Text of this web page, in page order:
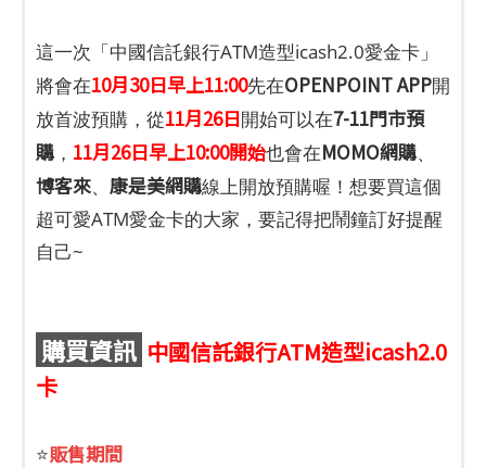
這一次「中國信託銀行ATM造型icash2.0愛金卡」
將會在10月30日早上11:00先在OPENPOINT APP開
放首波預購，從11月26日開始可以在7-11門市預
購 ， 11月26日早上10:00開始也會在MOMO網購、
博客來、 康是美網購線上開放預購喔！想要買這個
超可愛ATM愛金卡的大家，要記得把鬧鐘訂好提醒
自己~
購買資訊 中國信託銀行ATM造型icash2.0
卡
⭐販售期間